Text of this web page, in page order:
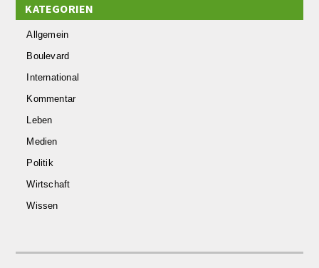
KATEGORIEN
Allgemein
Boulevard
International
Kommentar
Leben
Medien
Politik
Wirtschaft
Wissen